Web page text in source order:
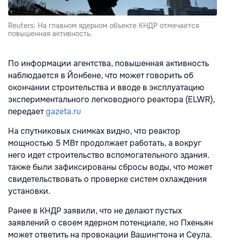
Reuters: На главном ядерном объекте КНДР отмечается
повышенная активность.
По информации агентства, повышенная активность
наблюдается в Йонбене, что может говорить об
окончании строительства и вводе в эксплуатацию
экспериментального легководного реактора (ELWR),
передаетgazeta.ru
На спутниковых снимках видно, что реактор
мощностью 5 МВт продолжает работать, а вокруг
него идет строительство вспомогательного здания.
также были зафиксированы сбросы воды, что может
свидетельствовать о проверке систем охлаждения
установки.
Ранее в КНДР заявили, что не делают пустых
заявлений о своем ядерном потенциале, но Пхеньян
может ответить на провокации Вашингтона и Сеула.